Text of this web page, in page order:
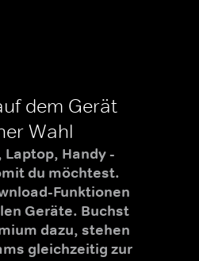
dem Gerät
Wahl
Laptop, Handy -
du möchtest.
Funktionen
Geräte. Buchst
dazu, stehen
gleichzeitig zur